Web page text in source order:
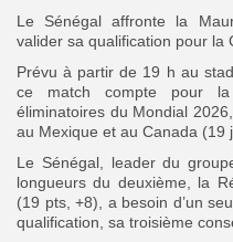
Le Sénégal affronte la
valider sa qualification pour la
Prévu à partir de 19 h au
ce match compte pour
éliminatoires du Mondial
au Mexique et au Canada (19
Le Sénégal, leader du
longueurs du deuxième, la
(19 pts, +8), a besoin d’un
qualification, sa troisième